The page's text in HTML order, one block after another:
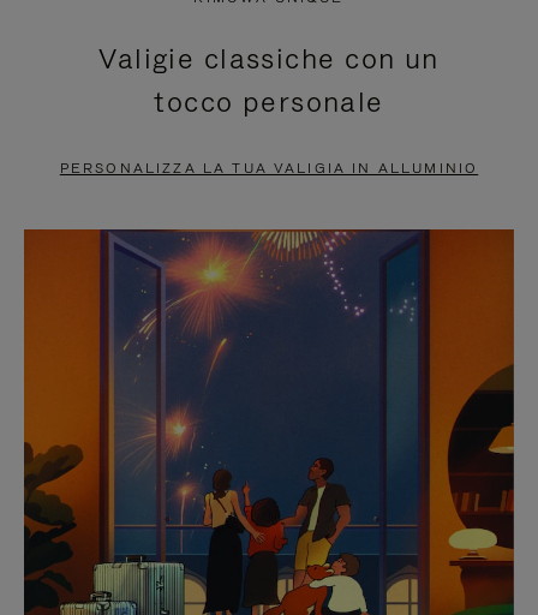
PAUSA,
PREMERE
METTERLO
PAUSA
PREMI
PER
ATTIVARE
Valigie classiche con un
tocco personale
PERSONALIZZA LA TUA VALIGIA IN ALLUMINIO